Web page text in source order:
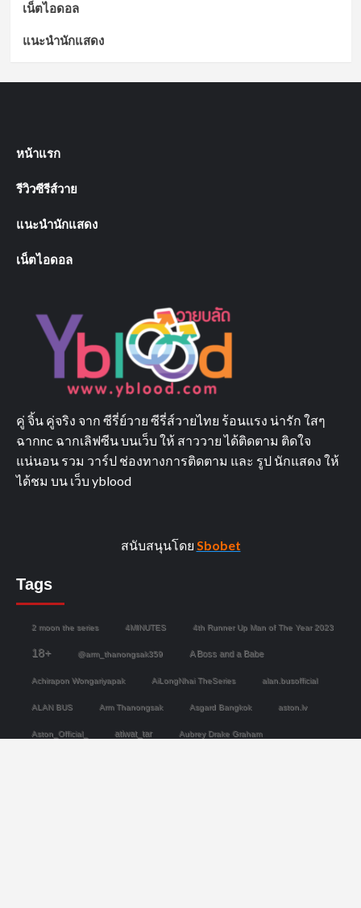
เน็ตไอดอล
แนะนำนักแสดง
หน้าแรก
รีวิวซีรีส์วาย
แนะนำนักแสดง
เน็ตไอดอล
คู่ จิ้น คู่จริง จาก ซีรี่ย์วาย ซีรี่ส์วายไทย ร้อนแรง น่ารัก ใสๆ
ฉากnc ฉากเลิฟซีน บนเว็บ ให้ สาววาย ได้ติดตาม ติดใจ
แน่นอน รวม วาร์ป ช่องทางการติดตาม และ รูป นักแสดง ให้
ได้ชม บน เว็บ yblood
สนับสนุนโดย Sbobet
Tags
2 moon the series 4MINUTES 4th Runner Up Man of The Year 2023
18+ @arm_thanongsak359 A Boss and a Babe
Achirapon Wongariyapak AiLongNhai TheSeries alan.busofficial
ALAN BUS Arm Thanongsak Asgard Bangkok aston.lv
Aston_Official_ atiwat_tar Aubrey Drake Graham